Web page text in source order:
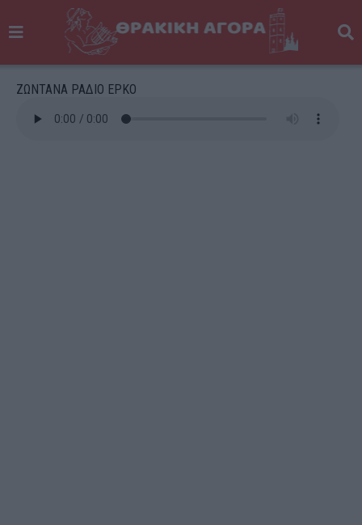
ΖΩΝΤΑΝΑ ΡΑΔΙΟ ΕΡΚΟ